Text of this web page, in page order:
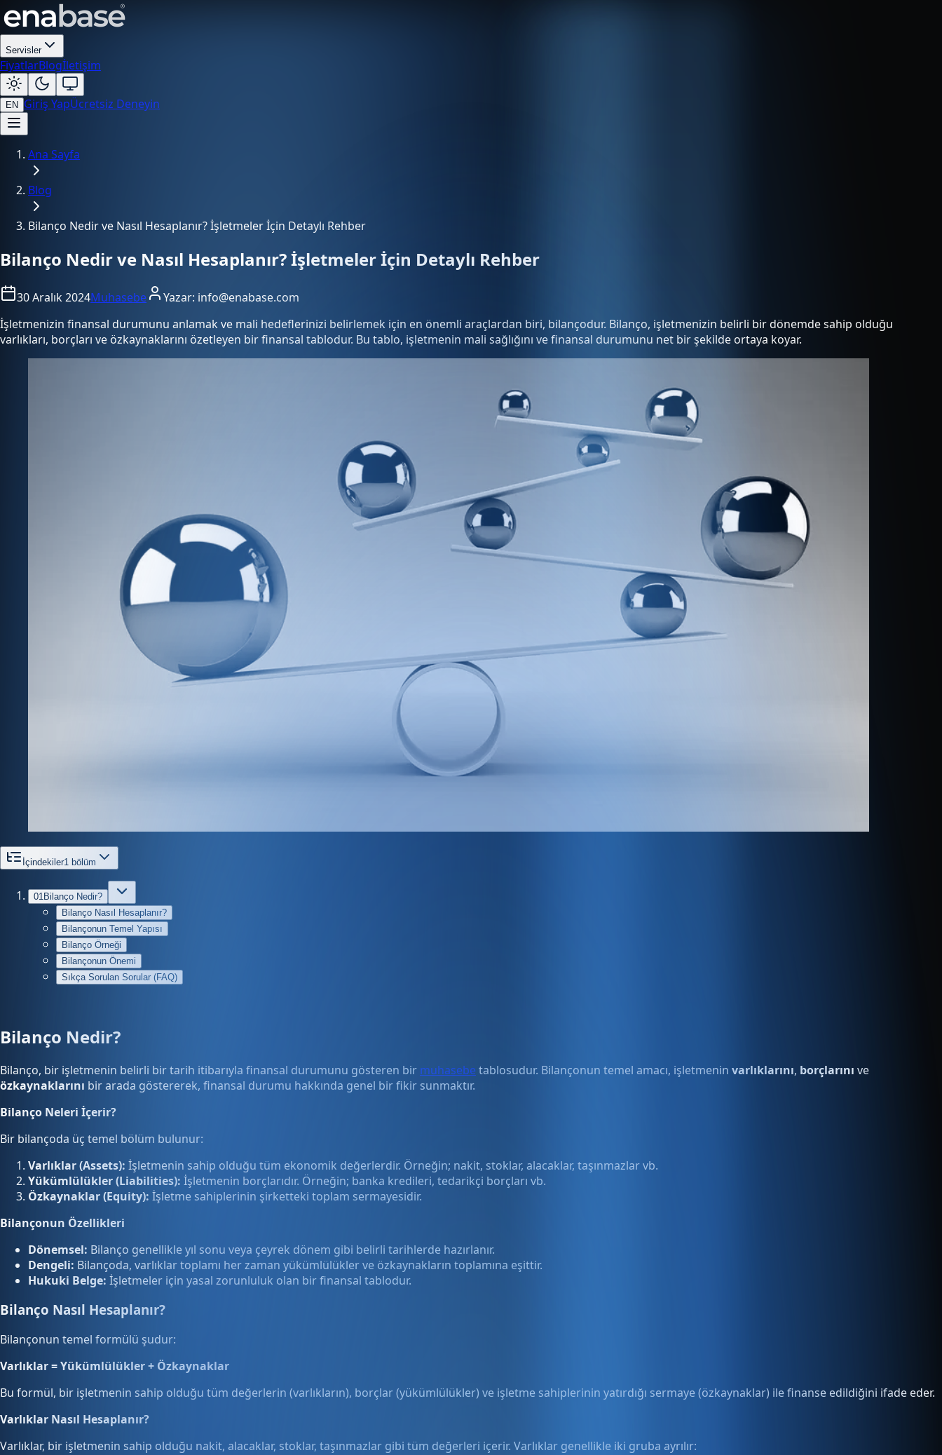
Servisler
FiyatlarBlogİletişim
EN Giriş YapÜcretsiz Deneyin
Ana Sayfa
Blog
Bilanço Nedir ve Nasıl Hesaplanır? İşletmeler İçin Detaylı Rehber
Bilanço Nedir ve Nasıl Hesaplanır? İşletmeler İçin Detaylı Rehber
30 Aralık 2024Muhasebe Yazar: info@enabase.com
İşletmenizin finansal durumunu anlamak ve mali hedeflerinizi belirlemek için en önemli araçlardan biri, bilançodur. Bilanço, işletmenizin belirli bir dönemde sahip olduğu
varlıkları, borçları ve özkaynaklarını özetleyen bir finansal tablodur. Bu tablo, işletmenin mali sağlığını ve finansal durumunu net bir şekilde ortaya koyar.
İçindekiler1 bölüm
01 Bilanço Nedir?
Bilanço Nasıl Hesaplanır?
Bilançonun Temel Yapısı
Bilanço Örneği
Bilançonun Önemi
Sıkça Sorulan Sorular (FAQ)
Bilanço Nedir?
Bilanço, bir işletmenin belirli bir tarih itibarıyla finansal durumunu gösteren bir muhasebe tablosudur. Bilançonun temel amacı, işletmenin varlıklarını, borçlarını ve
özkaynaklarını bir arada göstererek, finansal durumu hakkında genel bir fikir sunmaktır.
Bilanço Neleri İçerir?
Bir bilançoda üç temel bölüm bulunur:
Varlıklar (Assets): İşletmenin sahip olduğu tüm ekonomik değerlerdir. Örneğin; nakit, stoklar, alacaklar, taşınmazlar vb.
Yükümlülükler (Liabilities): İşletmenin borçlarıdır. Örneğin; banka kredileri, tedarikçi borçları vb.
Özkaynaklar (Equity): İşletme sahiplerinin şirketteki toplam sermayesidir.
Bilançonun Özellikleri
Dönemsel: Bilanço genellikle yıl sonu veya çeyrek dönem gibi belirli tarihlerde hazırlanır.
Dengeli: Bilançoda, varlıklar toplamı her zaman yükümlülükler ve özkaynakların toplamına eşittir.
Hukuki Belge: İşletmeler için yasal zorunluluk olan bir finansal tablodur.
Bilanço Nasıl Hesaplanır?
Bilançonun temel formülü şudur:
Varlıklar = Yükümlülükler + Özkaynaklar
Bu formül, bir işletmenin sahip olduğu tüm değerlerin (varlıkların), borçlar (yükümlülükler) ve işletme sahiplerinin yatırdığı sermaye (özkaynaklar) ile finanse edildiğini ifade eder.
Varlıklar Nasıl Hesaplanır?
Varlıklar, bir işletmenin sahip olduğu nakit, alacaklar, stoklar, taşınmazlar gibi tüm değerleri içerir. Varlıklar genellikle iki gruba ayrılır: